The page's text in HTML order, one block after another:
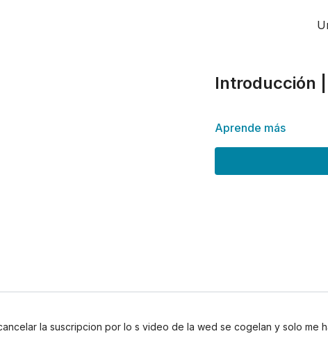
Introducción
Aprende más
la suscripcion por lo s video de la wed se cogelan y solo